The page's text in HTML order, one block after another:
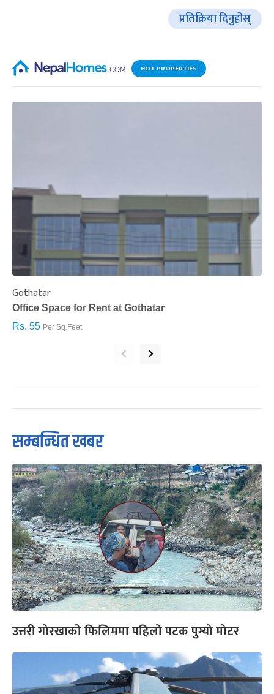
प्रतिक्रिया दिनुहोस्
HOT PROPERTIES
Gothatar
Office Space for Rent at Gothatar
Rs. 55 Per Sq.Feet
‹ ›
सम्बन्धित खबर
उत्तरी गोरखाको फिलिममा पहिलो पटक पुग्यो मोटर